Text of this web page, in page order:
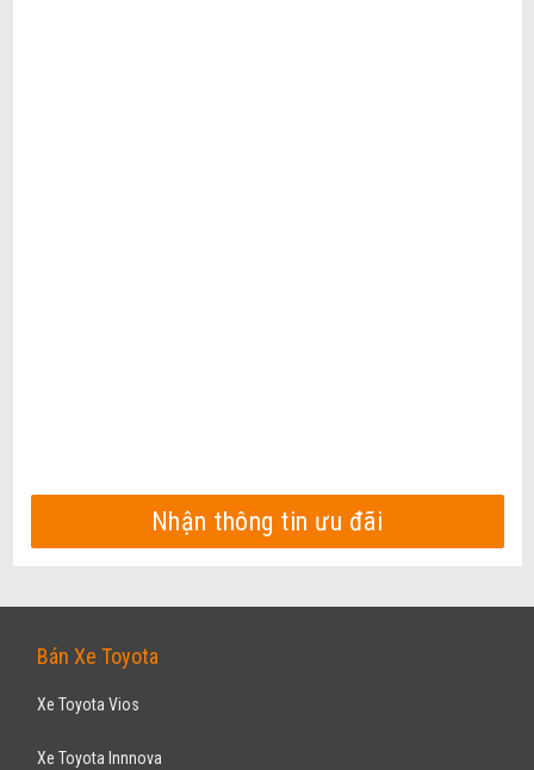
Nhận thông tin ưu đãi
Bán Xe Toyota
Xe Toyota Vios
Xe Toyota Innnova